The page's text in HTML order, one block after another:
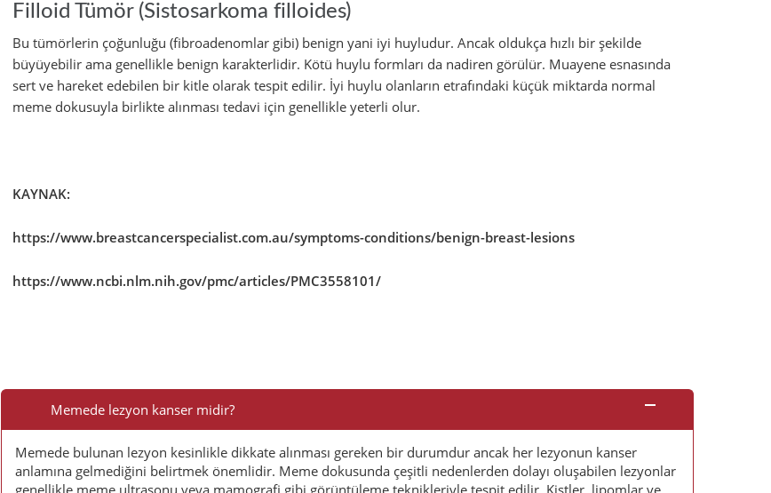
Filloid Tümör (Sistosarkoma filloides)
Bu tümörlerin çoğunluğu (fibroadenomlar gibi) benign yani iyi huyludur. Ancak oldukça hızlı bir şekilde
büyüyebilir ama genellikle benign karakterlidir. Kötü huylu formları da nadiren görülür. Muayene esnasında
sert ve hareket edebilen bir kitle olarak tespit edilir. İyi huylu olanların etrafındaki küçük miktarda normal
meme dokusuyla birlikte alınması tedavi için genellikle yeterli olur.
KAYNAK:
https://www.breastcancerspecialist.com.au/symptoms-conditions/benign-breast-lesions
https://www.ncbi.nlm.nih.gov/pmc/articles/PMC3558101/
Sorulan
Sorular
Memede lezyon kanser midir?
Memede bulunan lezyon kesinlikle dikkate alınması gereken bir durumdur ancak her lezyonun kanser
anlamına gelmediğini belirtmek önemlidir. Meme dokusunda çeşitli nedenlerden dolayı oluşabilen lezyonlar